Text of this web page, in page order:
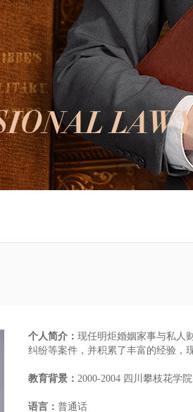
个人简介： 现任明炬婚姻家事与私人
纠纷等案件，并积累了丰富的经验，
教育背景： 2000-2004 四川攀枝花学
语言： 普通话